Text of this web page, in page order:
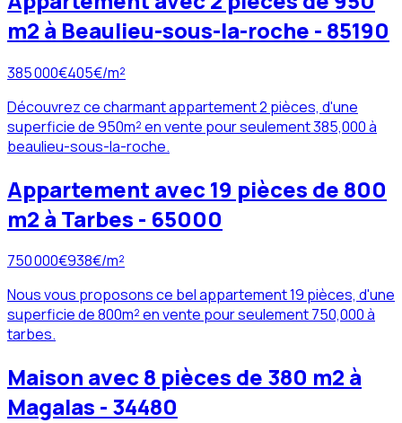
m2 à Beaulieu-sous-la-roche - 85190
385 000€405€/m²
Découvrez ce charmant appartement 2 pièces, d'une
superficie de 950m² en vente pour seulement 385,000 à
beaulieu-sous-la-roche.
Appartement avec 19 pièces de 800
m2 à Tarbes - 65000
750 000€938€/m²
Nous vous proposons ce bel appartement 19 pièces, d'une
superficie de 800m² en vente pour seulement 750,000 à
tarbes.
Maison avec 8 pièces de 380 m2 à
Magalas - 34480